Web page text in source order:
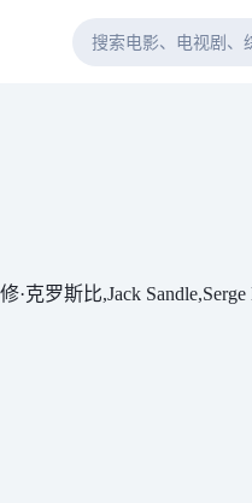
·克罗斯比,Jack